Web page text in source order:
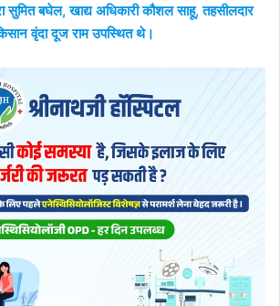
बघेल, खाद्य अधिकारी कौशल साहू, तहसीलदार
वृंदा दूज राम उपस्थित थे।